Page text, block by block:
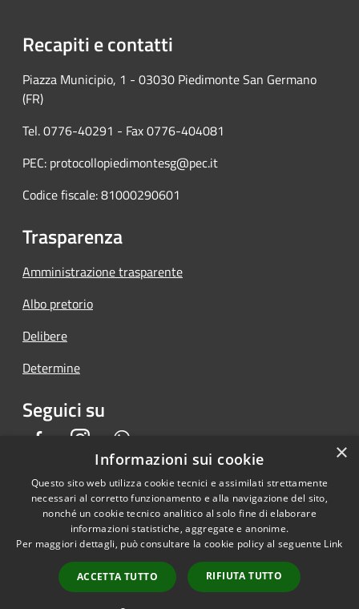
Recapiti e contatti
Piazza Municipio, 1 - 03030 Piedimonte San Germano
(FR)
Tel. 0776-40291 - Fax 0776-404081
PEC: protocollopiedimontesg@pec.it
Codice fiscale: 81000290601
Trasparenza
Amministrazione trasparente
Albo pretorio
Delibere
Determine
Seguici su
FacebookInstagram
Accessibilità
Privacy
Mappa del sito
Copyright © 2026 • Comune di
Piedimonte San Germano •
Powered by Municipium
Accesso redazione
×
Informazioni sui cookie
Questo sito web utilizza cookie tecnici e assimilati strettamente
necessari al corretto funzionamento e alla navigazione del sito,
nonché un cookie tecnico analitico al solo fine di elaborare
informazioni statistiche, aggregate e anonime.
Per maggiori dettagli, può consultare la cookie policy al seguente Link
ACCETTA TUTTO RIFIUTA TUTTO